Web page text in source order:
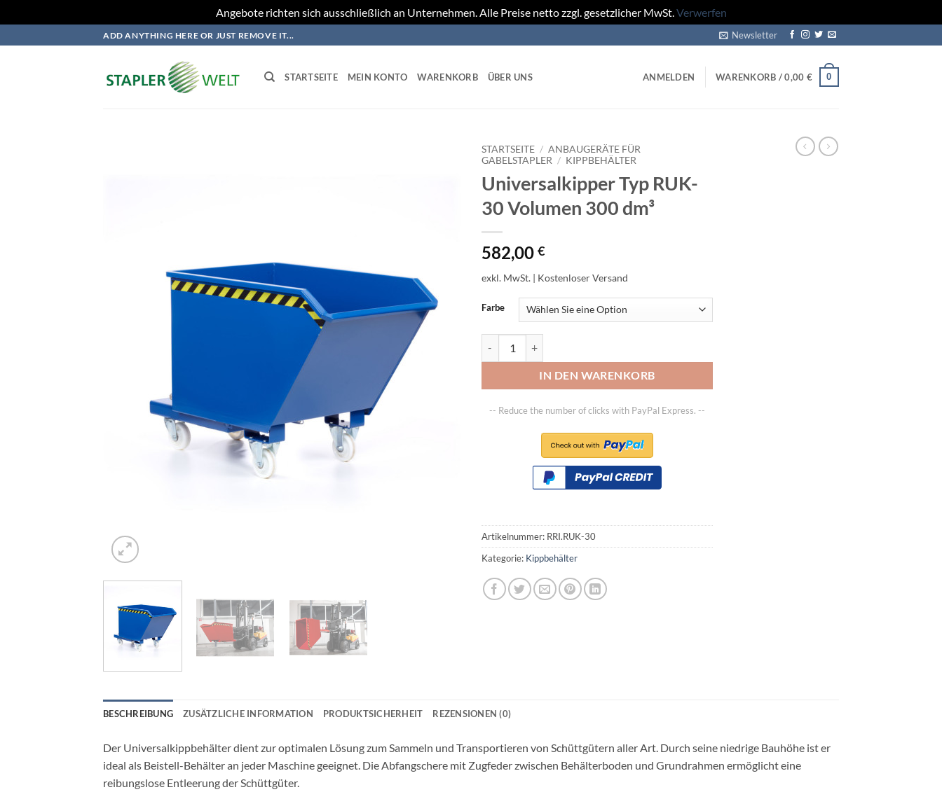
Angebote richten sich ausschließlich an Unternehmen. Alle Preise netto zzgl. gesetzlicher MwSt.Verwerfen
Inhalt
ADD ANYTHING HERE OR JUST REMOVE IT... Newsletter
STARTSEITE MEIN KONTO WARENKORB ÜBER UNS ANMELDEN WARENKORB /0,00 € 0
STARTSEITE / ANBAUGERÄTE FÜR
GABELSTAPLER / KIPPBEHÄLTER
Universalkipper Typ RUK-
30 Volumen 300 dm³
582,00 €
exkl. MwSt. | Kostenloser Versand
Farbe
IN DEN WARENKORB
-- Reduce the number of clicks with PayPal Express. --
Artikelnummer: RRI.RUK-30
Kategorie: Kippbehälter
BESCHREIBUNG ZUSÄTZLICHE INFORMATION PRODUKTSICHERHEIT REZENSIONEN (0)
Der Universalkippbehälter dient zur optimalen Lösung zum Sammeln und Transportieren von Schüttgütern aller Art. Durch seine niedrige Bauhöhe ist er
ideal als Beistell-Behälter an jeder Maschine geeignet. Die Abfangschere mit Zugfeder zwischen Behälterboden und Grundrahmen ermöglicht eine
reibungslose Entleerung der Schüttgüter.